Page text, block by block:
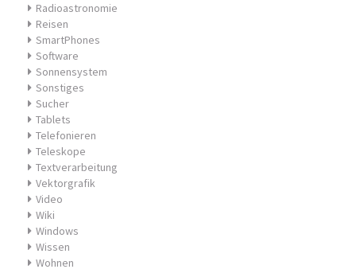
Radioastronomie
Reisen
SmartPhones
Software
Sonnensystem
Sonstiges
Sucher
Tablets
Telefonieren
Teleskope
Textverarbeitung
Vektorgrafik
Video
Wiki
Windows
Wissen
Wohnen